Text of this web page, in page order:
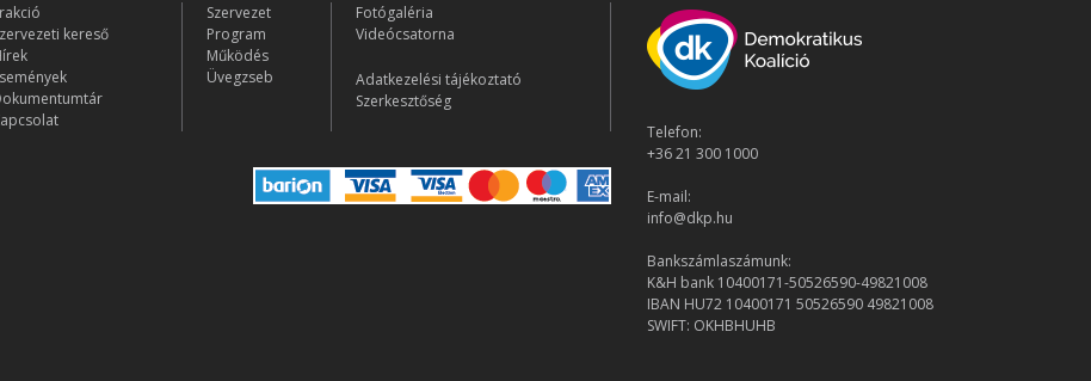
kereső
Szervezet
Program
Működés
Üvegzseb
Fotógaléria
Videócsatorna
Adatkezelési tájékoztató
Szerkesztőség
Telefon:
+36 21 300 1000
E-mail:
info@dkp.hu
Bankszámlaszámunk:
K&H bank 10400171-50526590-49821008
IBAN HU72 10400171 50526590 49821008
SWIFT: OKHBHUHB